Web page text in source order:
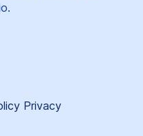
Privacy